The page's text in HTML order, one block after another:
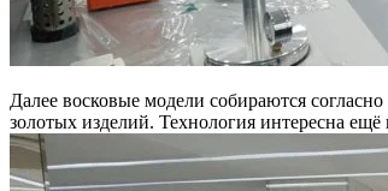
Далее восковые модели собираются
золотых изделий. Технология интересна